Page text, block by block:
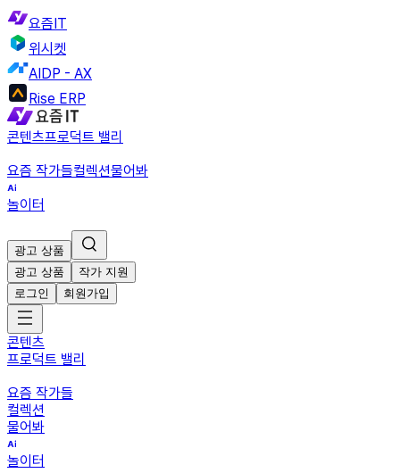
요즘IT
위시켓
AIDP - AX
Rise ERP
콘텐츠프로덕트 밸리
요즘 작가들컬렉션물어봐
놀이터
광고 상품
광고 상품
작가 지원
로그인
회원가입
콘텐츠
프로덕트 밸리
요즘 작가들
컬렉션
물어봐
놀이터